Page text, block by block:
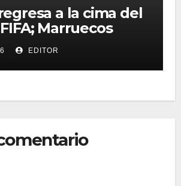
a la cima del
Marruecos
histórico
EDITOR